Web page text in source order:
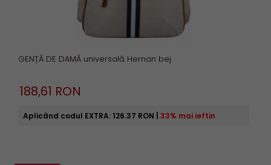
GENȚĂ DE DAMĂ universală Hernan bej
188,61 RON
Aplicând codul EXTRA: 126.37 RON 33% mai ieftin